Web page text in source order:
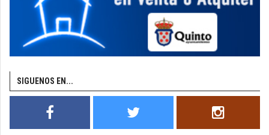
SIGUENOS EN...